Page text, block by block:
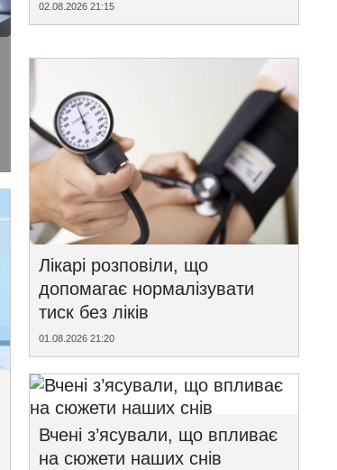
02.08.2026 21:15
Лікарі розповіли, що
допомагає нормалізувати
тиск без ліків
01.08.2026 21:20
Вчені з’ясували, що впливає
на сюжети наших снів